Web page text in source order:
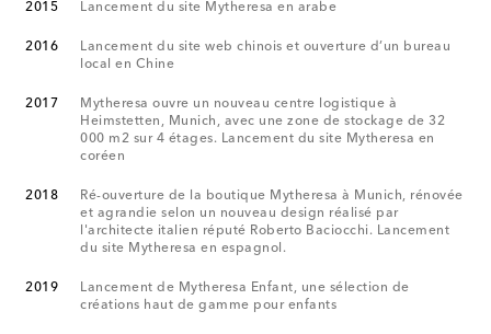
2015 Lancement du site Mytheresa en arabe
2016
Lancement du site web chinois et ouverture d’un bureau
local en Chine
2017
Mytheresa ouvre un nouveau centre logistique à
Heimstetten, Munich, avec une zone de stockage de 32
000 m2 sur 4 étages. Lancement du site Mytheresa en
coréen
2018
Ré-ouverture de la boutique Mytheresa à Munich, rénovée
et agrandie selon un nouveau design réalisé par
l'architecte italien réputé Roberto Baciocchi. Lancement
du site Mytheresa en espagnol.
2019
Lancement de Mytheresa Enfant, une sélection de
créations haut de gamme pour enfants